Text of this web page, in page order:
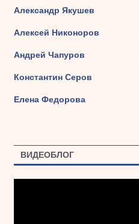
Александр Якушев
Алексей Никоноров
Андрей Чапуров
Константин Серов
Елена Федорова
ВИДЕОБЛОГ